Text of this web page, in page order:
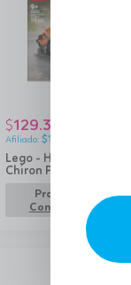
Lego - Hipercoche
Chiron Pur Sport
$129.30
$116.37
Producto no
Consultar